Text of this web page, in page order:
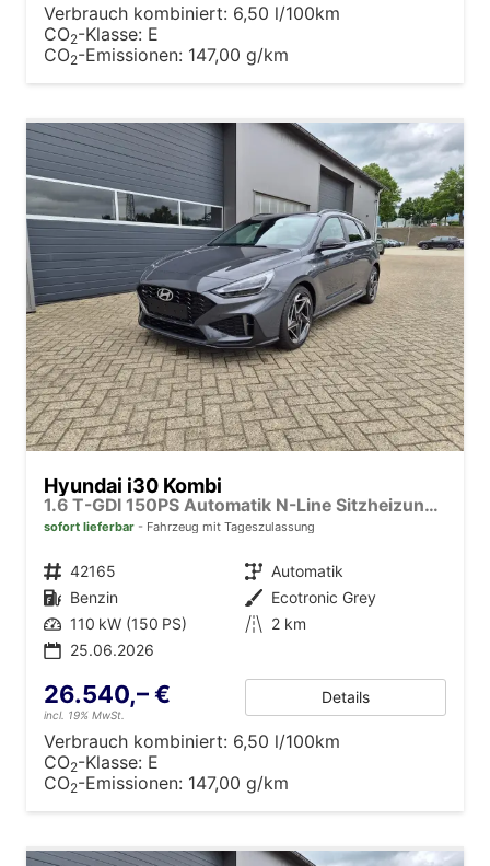
Verbrauch kombiniert: 6,50 l/100km
CO2-Klasse: E
CO2-Emissionen: 147,00 g/km
Hyundai i30 Kombi
1.6 T-GDI 150PS Automatik N-Line Sitzheizung Lenkradheizung Klimaautomatik Navi 10,3"-Touchscreen Bluelink Apple CarPlay + Android Auto PDC v+h Rückf.Kamera 18-LM
sofort lieferbar Fahrzeug mit Tageszulassung
Fahrzeugnr. 42165 Getriebe Automatik
Kraftstoff Benzin Außenfarbe Ecotronic Grey
Leistung 110 kW (150 PS) Kilometerstand 2 km
25.06.2026
26.540,– €
incl. 19% MwSt.
Details
Verbrauch kombiniert: 6,50 l/100km
CO2-Klasse: E
CO2-Emissionen: 147,00 g/km